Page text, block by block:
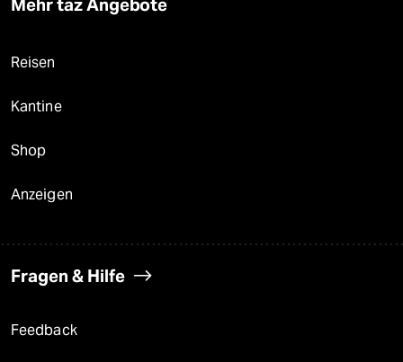
Reisen
Kantine
Shop
Anzeigen
Fragen & Hilfe
Feedback